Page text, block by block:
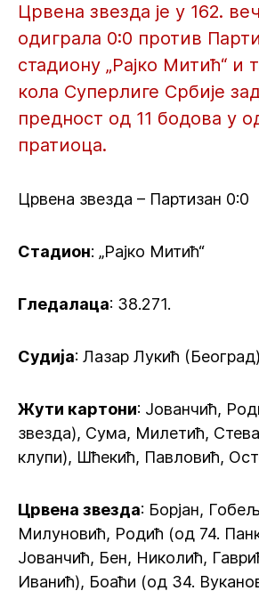
Црвена звезда је у 162.
одиграла 0:0 против
стадиону „Рајко Митић“ и
кола Суперлиге Србије
предност од 11 бодова у
пратиоца.
Црвена звезда – Партизан 0:0
Стадион: „Рајко Митић“
Гледалаца: 38.271.
Судија: Лазар Лукић
Жути картони: Јованчић,
звезда), Сума, Милетић,
клупи), Шћекић, Павловић,
Црвена звезда: Борјан,
Милуновић, Родић (од 74.
Јованчић, Бен, Николић,
Иванић), Боаћи (од 34.